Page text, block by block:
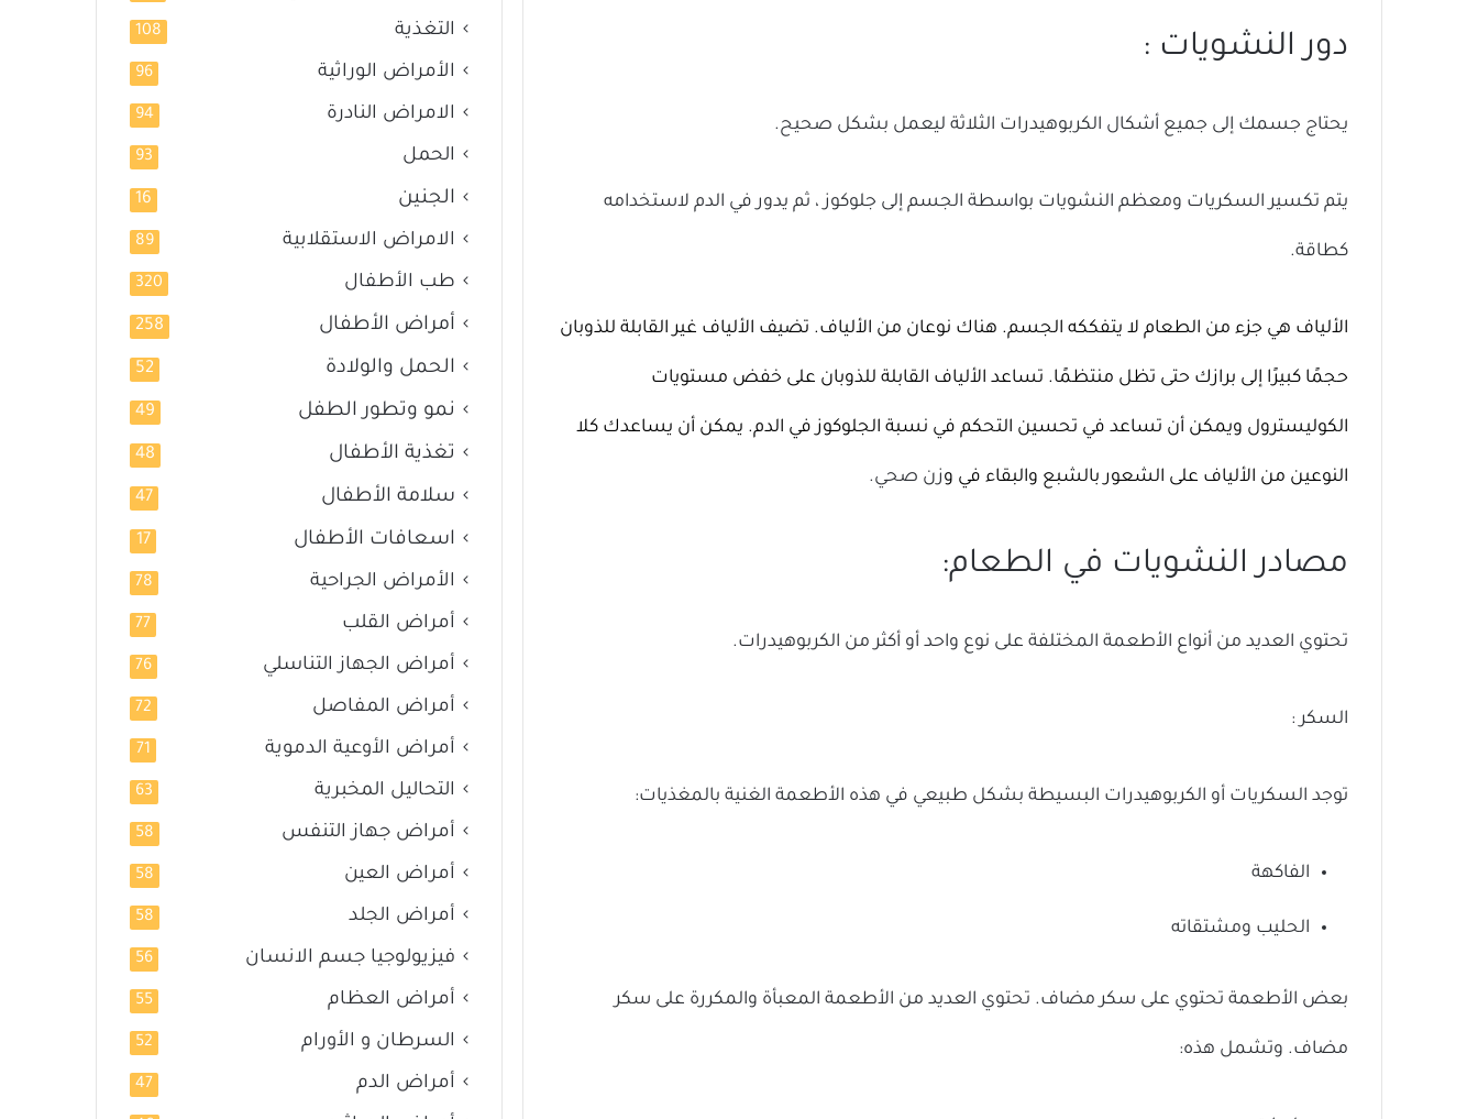
دور النشويات :
يحتاج جسمك إلى جميع أشكال الكربوهيدرات الثلاثة ليعمل بشكل صحيح.
يتم تكسير السكريات ومعظم النشويات بواسطة الجسم إلى جلوكوز ، ثم يدور في الدم لاستخدامه
كطاقة.
الألياف هي جزء من الطعام لا يتفككه الجسم. هناك نوعان من الألياف. تضيف الألياف غير القابلة للذوبان
حجمًا كبيرًا إلى برازك حتى تظل منتظمًا. تساعد الألياف القابلة للذوبان على خفض مستويات
الكوليسترول ويمكن أن تساعد في تحسين التحكم في نسبة الجلوكوز في الدم. يمكن أن يساعدك كلا
النوعين من الألياف على الشعور بالشبع والبقاء في وزن صحي.
مصادر النشويات في الطعام:
تحتوي العديد من أنواع الأطعمة المختلفة على نوع واحد أو أكثر من الكربوهيدرات.
السكر :
توجد السكريات أو الكربوهيدرات البسيطة بشكل طبيعي في هذه الأطعمة الغنية بالمغذيات:
الفاكهة
الحليب ومشتقاته
بعض الأطعمة تحتوي على سكر مضاف. تحتوي العديد من الأطعمة المعبأة والمكررة على سكر
مضاف. وتشمل هذه:
التغذية 108
الأمراض الوراثية 96
الامراض النادرة 94
الحمل 93
الجنين 16
الامراض الاستقلابية 89
طب الأطفال 320
أمراض الأطفال 258
الحمل والولادة 52
نمو وتطور الطفل 49
تغذية الأطفال 48
سلامة الأطفال 47
اسعافات الأطفال 17
الأمراض الجراحية 78
أمراض القلب 77
أمراض الجهاز التناسلي 76
أمراض المفاصل 72
أمراض الأوعية الدموية 71
التحاليل المخبرية 63
أمراض جهاز التنفس 58
أمراض العين 58
أمراض الجلد 58
فيزيولوجيا جسم الانسان 56
أمراض العظام 55
السرطان و الأورام 52
أمراض الدم 47